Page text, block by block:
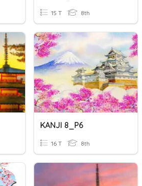
15 T 8th
KANJI 8_P6
16 T 8th